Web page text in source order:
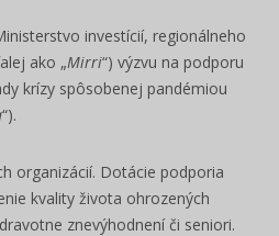
investícií, regionálneho
ako „Mirri“) výzvu na podporu
krízy spôsobenej pandémiou
“).
organizácií. Dotácie podporia
kvality života ohrozených
znevýhodnení či seniori.